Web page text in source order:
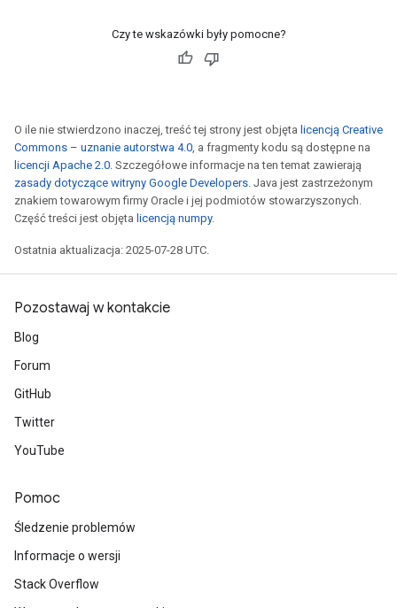
Czy te wskazówki były pomocne?
O ile nie stwierdzono inaczej, treść tej strony jest objęta licencją Creative
Commons – uznanie autorstwa 4.0, a fragmenty kodu są dostępne na
licencji Apache 2.0. Szczegółowe informacje na ten temat zawierają
zasady dotyczące witryny Google Developers. Java jest zastrzeżonym
znakiem towarowym firmy Oracle i jej podmiotów stowarzyszonych.
Część treści jest objęta licencją numpy.
Ostatnia aktualizacja: 2025-07-28 UTC.
Pozostawaj w kontakcie
Blog
Forum
GitHub
Twitter
YouTube
Pomoc
Śledzenie problemów
Informacje o wersji
Stack Overflow